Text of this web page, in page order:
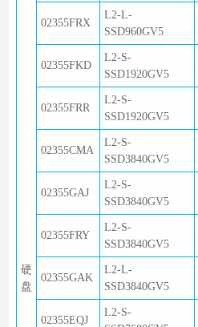
硬
盘
02355FRX
L2-L-
SSD960GV5
02355FKD
L2-S-
SSD1920GV5
02355FRR
L2-S-
SSD1920GV5
02355CMA
L2-S-
SSD3840GV5
02355GAJ
L2-S-
SSD3840GV5
02355FRY
L2-S-
SSD3840GV5
02355GAK
L2-L-
SSD3840GV5
02355EQJ
L2-S-